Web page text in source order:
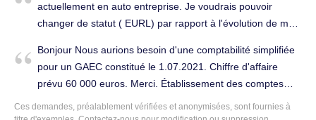
actuellement en auto entreprise. Je voudrais pouvoir
changer de statut ( EURL) par rapport à l'évolution de mon
social...) à Avion (62210).
Bonjour Nous aurions besoin d'une comptabilité simplifiée
pour un GAEC constitué le 1.07.2021. Chiffre d'affaire
prévu 60 000 euros. Merci. Établissement des comptes
annuels à Avion (62210).
Ces demandes, préalablement vérifiées et anonymisées, sont fournies à